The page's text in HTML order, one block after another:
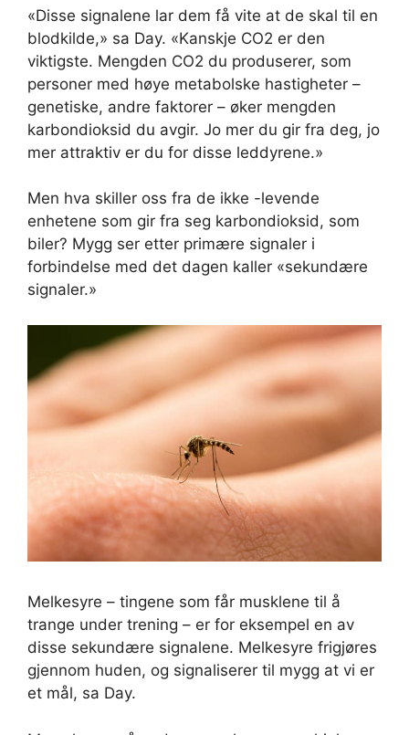
«Disse signalene lar dem få vite at de skal til en
blodkilde,» sa Day. «Kanskje CO2 er den
viktigste. Mengden CO2 du produserer, som
personer med høye metabolske hastigheter –
genetiske, andre faktorer – øker mengden
karbondioksid du avgir. Jo mer du gir fra deg, jo
mer attraktiv er du for disse leddyrene.»
Men hva skiller oss fra de ikke -levende
enhetene som gir fra seg karbondioksid, som
biler? Mygg ser etter primære signaler i
forbindelse med det dagen kaller «sekundære
signaler.»
Melkesyre – tingene som får musklene til å
trange under trening – er for eksempel en av
disse sekundære signalene. Melkesyre frigjøres
gjennom huden, og signaliserer til mygg at vi er
et mål, sa Day.